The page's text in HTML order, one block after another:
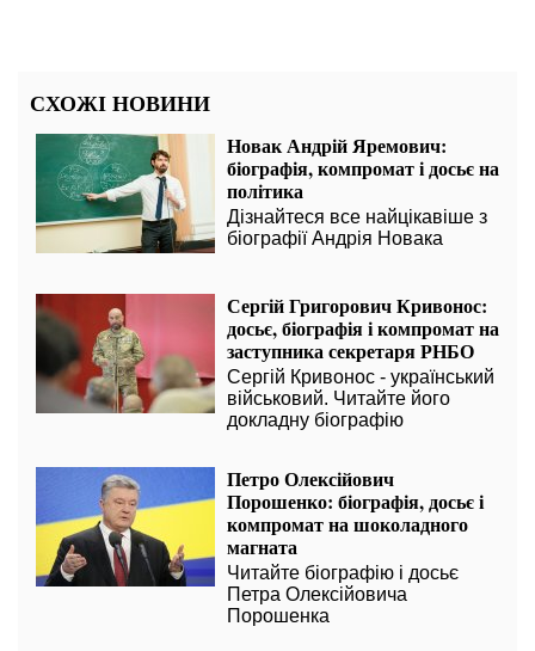
СХОЖІ НОВИНИ
Новак Андрій Яремович:
біографія, компромат і досьє на
політика
Дізнайтеся все найцікавіше з
біографії Андрія Новака
Сергій Григорович Кривонос:
досьє, біографія і компромат на
заступника секретаря РНБО
Сергій Кривонос - український
військовий. Читайте його
докладну біографію
Петро Олексійович
Порошенко: біографія, досьє і
компромат на шоколадного
магната
Читайте біографію і досьє
Петра Олексійовича
Порошенка